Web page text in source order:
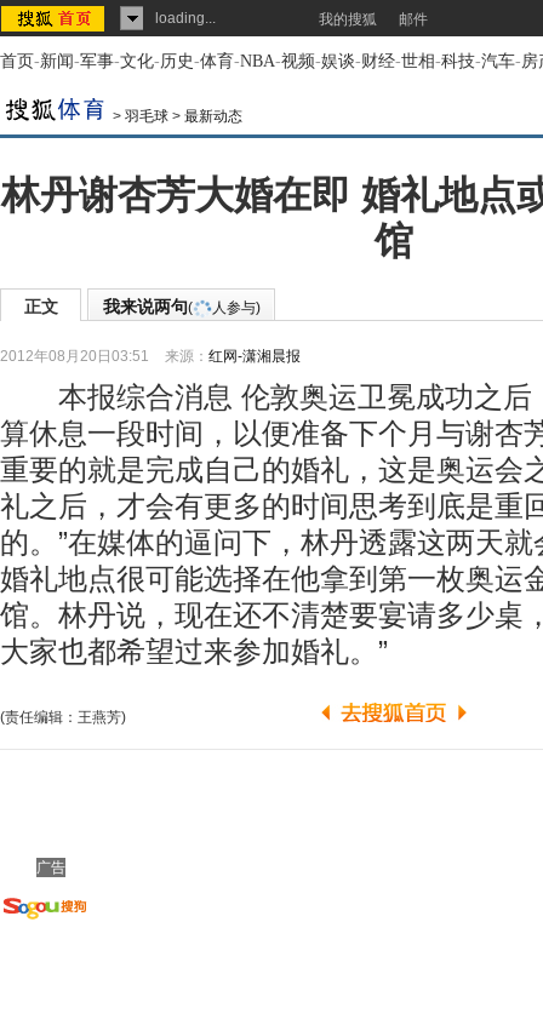
loading... 我的搜狐 邮件
首页-新闻-军事-文化-历史-体育-NBA-视频-娱谈-财经-世相-科技-汽车-房
> 羽毛球 > 最新动态
林丹谢杏芳大婚在即 婚礼地点
馆
正文 我来说两句( 人参与)
2012年08月20日03:51 来源： 红网-潇湘晨报
本报综合消息 伦敦奥运卫冕成功之后
算休息一段时间，以便准备下个月与谢杏
重要的就是完成自己的婚礼，这是奥运会
礼之后，才会有更多的时间思考到底是重
的。”在媒体的逼问下，林丹透露这两天
婚礼地点很可能选择在他拿到第一枚奥运
馆。林丹说，现在还不清楚要宴请多少桌
大家也都希望过来参加婚礼。”
(责任编辑：王燕芳)
广告